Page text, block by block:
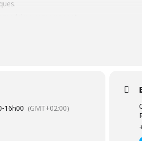
texte;
de comptes sur les réseaux de
demandes spécifiques en informatique.
-16h00 (GMT+02:00)